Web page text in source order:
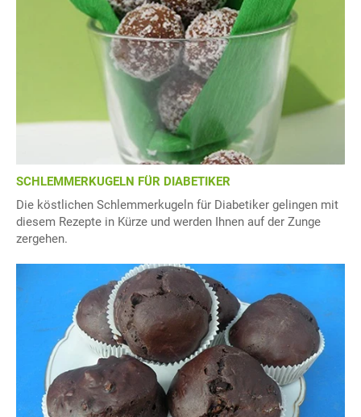
SCHLEMMERKUGELN FÜR DIABETIKER
Die köstlichen Schlemmerkugeln für Diabetiker gelingen mit
diesem Rezepte in Kürze und werden Ihnen auf der Zunge
zergehen.